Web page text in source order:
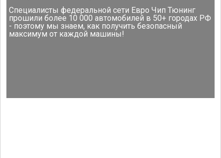
Специалисты федеральной сети Евро Чип Тюнинг
прошили более 10 000 автомобилей в 50+ городах РФ
- поэтому мы знаем, как получить безопасный
максимум от каждой машины!